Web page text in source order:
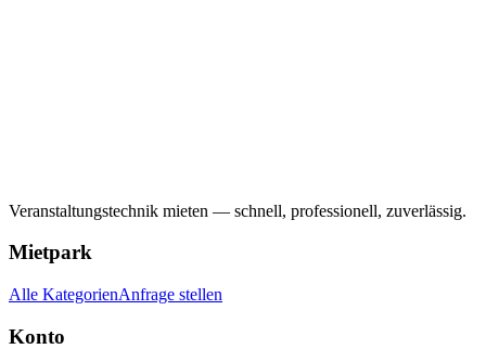
Veranstaltungstechnik mieten — schnell, professionell, zuverlässig.
Mietpark
Alle KategorienAnfrage stellen
Konto